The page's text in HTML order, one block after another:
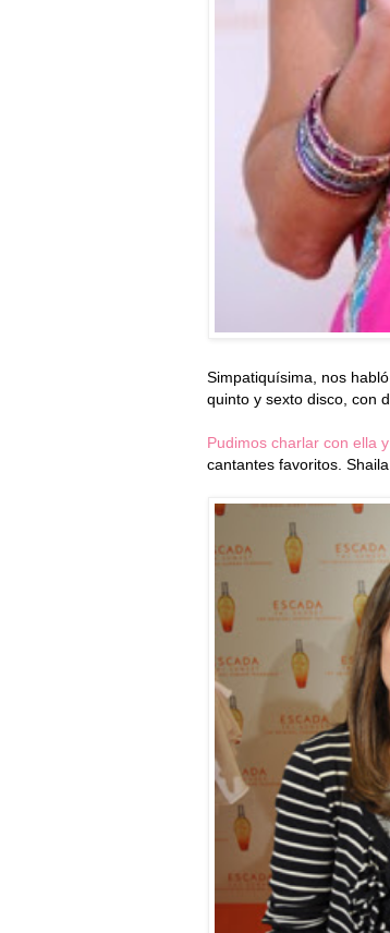
Simpatiquísima, nos
quinto y sexto disco, con
Pudimos charlar con ella
cantantes favoritos.